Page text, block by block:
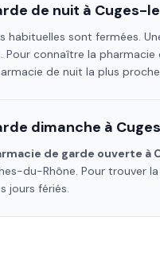
de nuit à Cuges-
habituelles sont fermées.
Pour connaître la pharmacie
de nuit la plus
dimanche à
de garde ouverte à
du-Rhône. Pour trouver
jours fériés.